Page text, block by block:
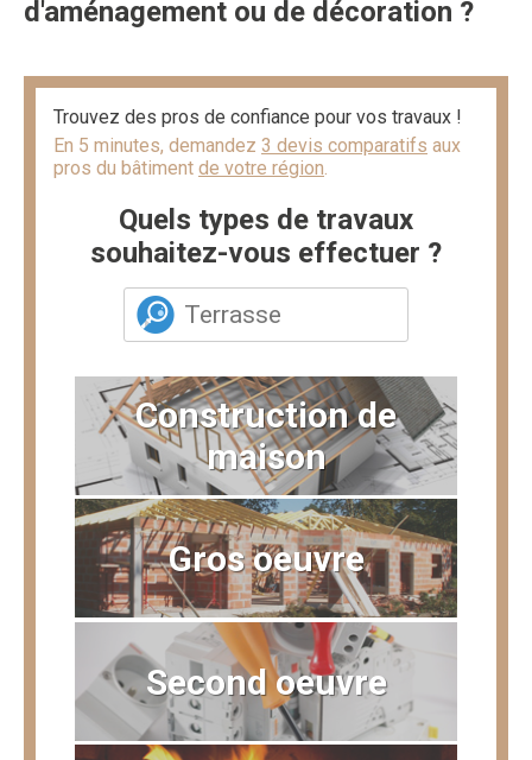
d'aménagement ou de décoration ?
Trouvez des pros de confiance pour vos travaux !
En 5 minutes, demandez 3 devis comparatifs aux
pros du bâtiment de votre région.
Quels types de travaux
souhaitez-vous effectuer ?
Construction de
maison
Gros oeuvre
Second oeuvre